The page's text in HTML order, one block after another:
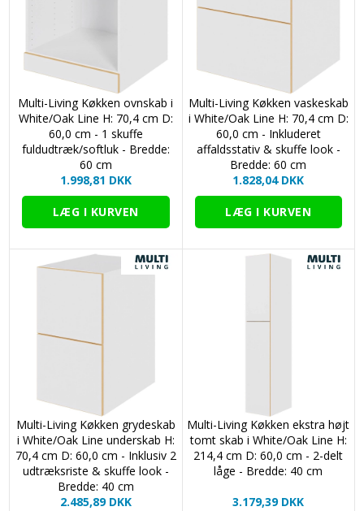
Multi-Living Køkken ovnskab i
White/Oak Line H: 70,4 cm D:
60,0 cm - 1 skuffe
fuldudtræk/softluk - Bredde:
60 cm
1.998,81 DKK
Multi-Living Køkken vaskeskab
i White/Oak Line H: 70,4 cm D:
60,0 cm - Inkluderet
affaldsstativ & skuffe look -
Bredde: 60 cm
1.828,04 DKK
Multi-Living Køkken grydeskab
i White/Oak Line underskab H:
70,4 cm D: 60,0 cm - Inklusiv 2
udtræksriste & skuffe look -
Bredde: 40 cm
2.485,89 DKK
Multi-Living Køkken ekstra højt
tomt skab i White/Oak Line H:
214,4 cm D: 60,0 cm - 2-delt
låge - Bredde: 40 cm
3.179,39 DKK